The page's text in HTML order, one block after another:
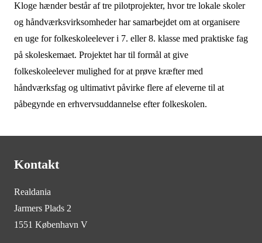
Kloge hænder består af tre pilotprojekter, hvor tre lokale skoler
og håndværksvirksomheder har samarbejdet om at organisere
en uge for folkeskoleelever i 7. eller 8. klasse med praktiske fag
på skoleskemaet. Projektet har til formål at give
folkeskoleelever mulighed for at prøve kræfter med
håndværksfag og ultimativt påvirke flere af eleverne til at
påbegynde en erhvervsuddannelse efter folkeskolen.
Kontakt
Realdania
Jarmers Plads 2
1551 København V